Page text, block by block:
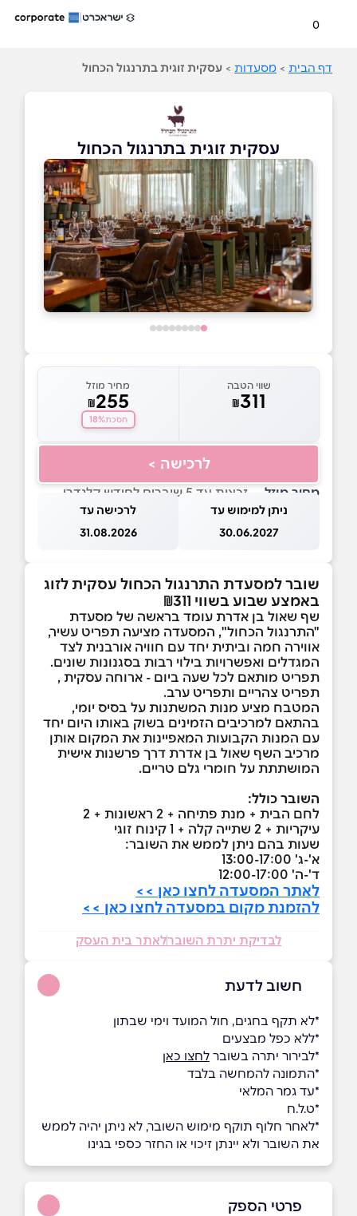
0
דף הבית > מסעדות > עסקית זוגית בתרנגול הכחול
עסקית זוגית בתרנגול הכחול
שווי הטבה
₪311
מחיר מוזל
₪255
חסכת18%
לרכישה >
מחיר מוזל — זכאות עד 5 שוברים לחודש קלנדרי
ניתן למימוש עד
30.06.2027
לרכישה עד
31.08.2026
שובר למסעדת התרנגול הכחול עסקית לזוג
באמצע שבוע בשווי ₪311
שף שאול בן אדרת עומד בראשה של מסעדת
"התרנגול הכחול", המסעדה מציעה תפריט עשיר,
אווירה חמה וביתית יחד עם חוויה אורבנית לצד
המגדלים ואפשרויות בילוי רבות בסגנונות שונים.
תפריט מותאם לכל שעה ביום - ארוחה עסקית ,
תפריט צהריים ותפריט ערב.
המטבח מציע מנות המשתנות על בסיס יומי,
בהתאם למרכיבים הזמינים בשוק באותו היום יחד
עם המנות הקבועות המאפיינות את המקום אותן
מרכיב השף שאול בן אדרת דרך פרשנות אישית
המושתתת על חומרי גלם טריים.
השובר כולל:
לחם הבית + מנת פתיחה + 2 ראשונות + 2
עיקריות + 2 שתייה קלה + 1 קינוח זוגי
שעות בהם ניתן לממש את השובר:
א'-ג' 13:00-17:00
ד'-ה' 12:00-17:00
לאתר המסעדה לחצו כאן >>
להזמנת מקום במסעדה לחצו כאן >>
לבדיקת יתרת השוברלאתר בית העסק
חשוב לדעת
*לא תקף בחגים, חול המועד וימי שבתון
*ללא כפל מבצעים
*לבירור יתרה בשובר לחצו כאן
*התמונה להמחשה בלבד
*עד גמר המלאי
*ט.ל.ח
*לאחר חלוף תוקף מימוש השובר, לא ניתן יהיה לממש
את השובר ולא יינתן זיכוי או החזר כספי בגינו
פרטי הספק